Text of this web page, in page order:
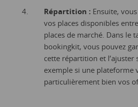
Répartition :Ensuite,
vos places disponibles
places de marché. Dans le
bookingkit, vous pouvez
cette répartition et l’ajuster
exemple si une plateforme
particulièrement bien vos